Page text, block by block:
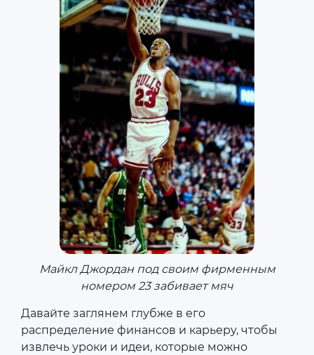
Майкл Джордан под своим фирменным
номером 23 забивает мяч
Давайте заглянем глубже в его
распределение финансов и карьеру, чтобы
извлечь уроки и идеи, которые можно